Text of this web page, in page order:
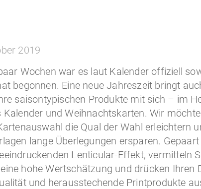
2019
Wochen war es laut Kalender offiziell
begonnen. Eine neue Jahreszeit bringt
saisontypischen Produkte mit sich – im
Kalender und Weihnachtskarten. Wir
die Qual der Wahl erleichtern
lange Überlegungen ersparen.
Lenticular-Effekt, vermitteln
hohe Wertschätzung und drücken Ihren
und herausstechende Printprodukte